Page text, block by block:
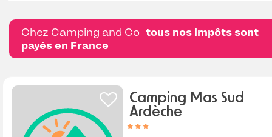
Chez Camping and Co tous nos impôts sont
payés en France
Camping Mas Sud
Ardèche